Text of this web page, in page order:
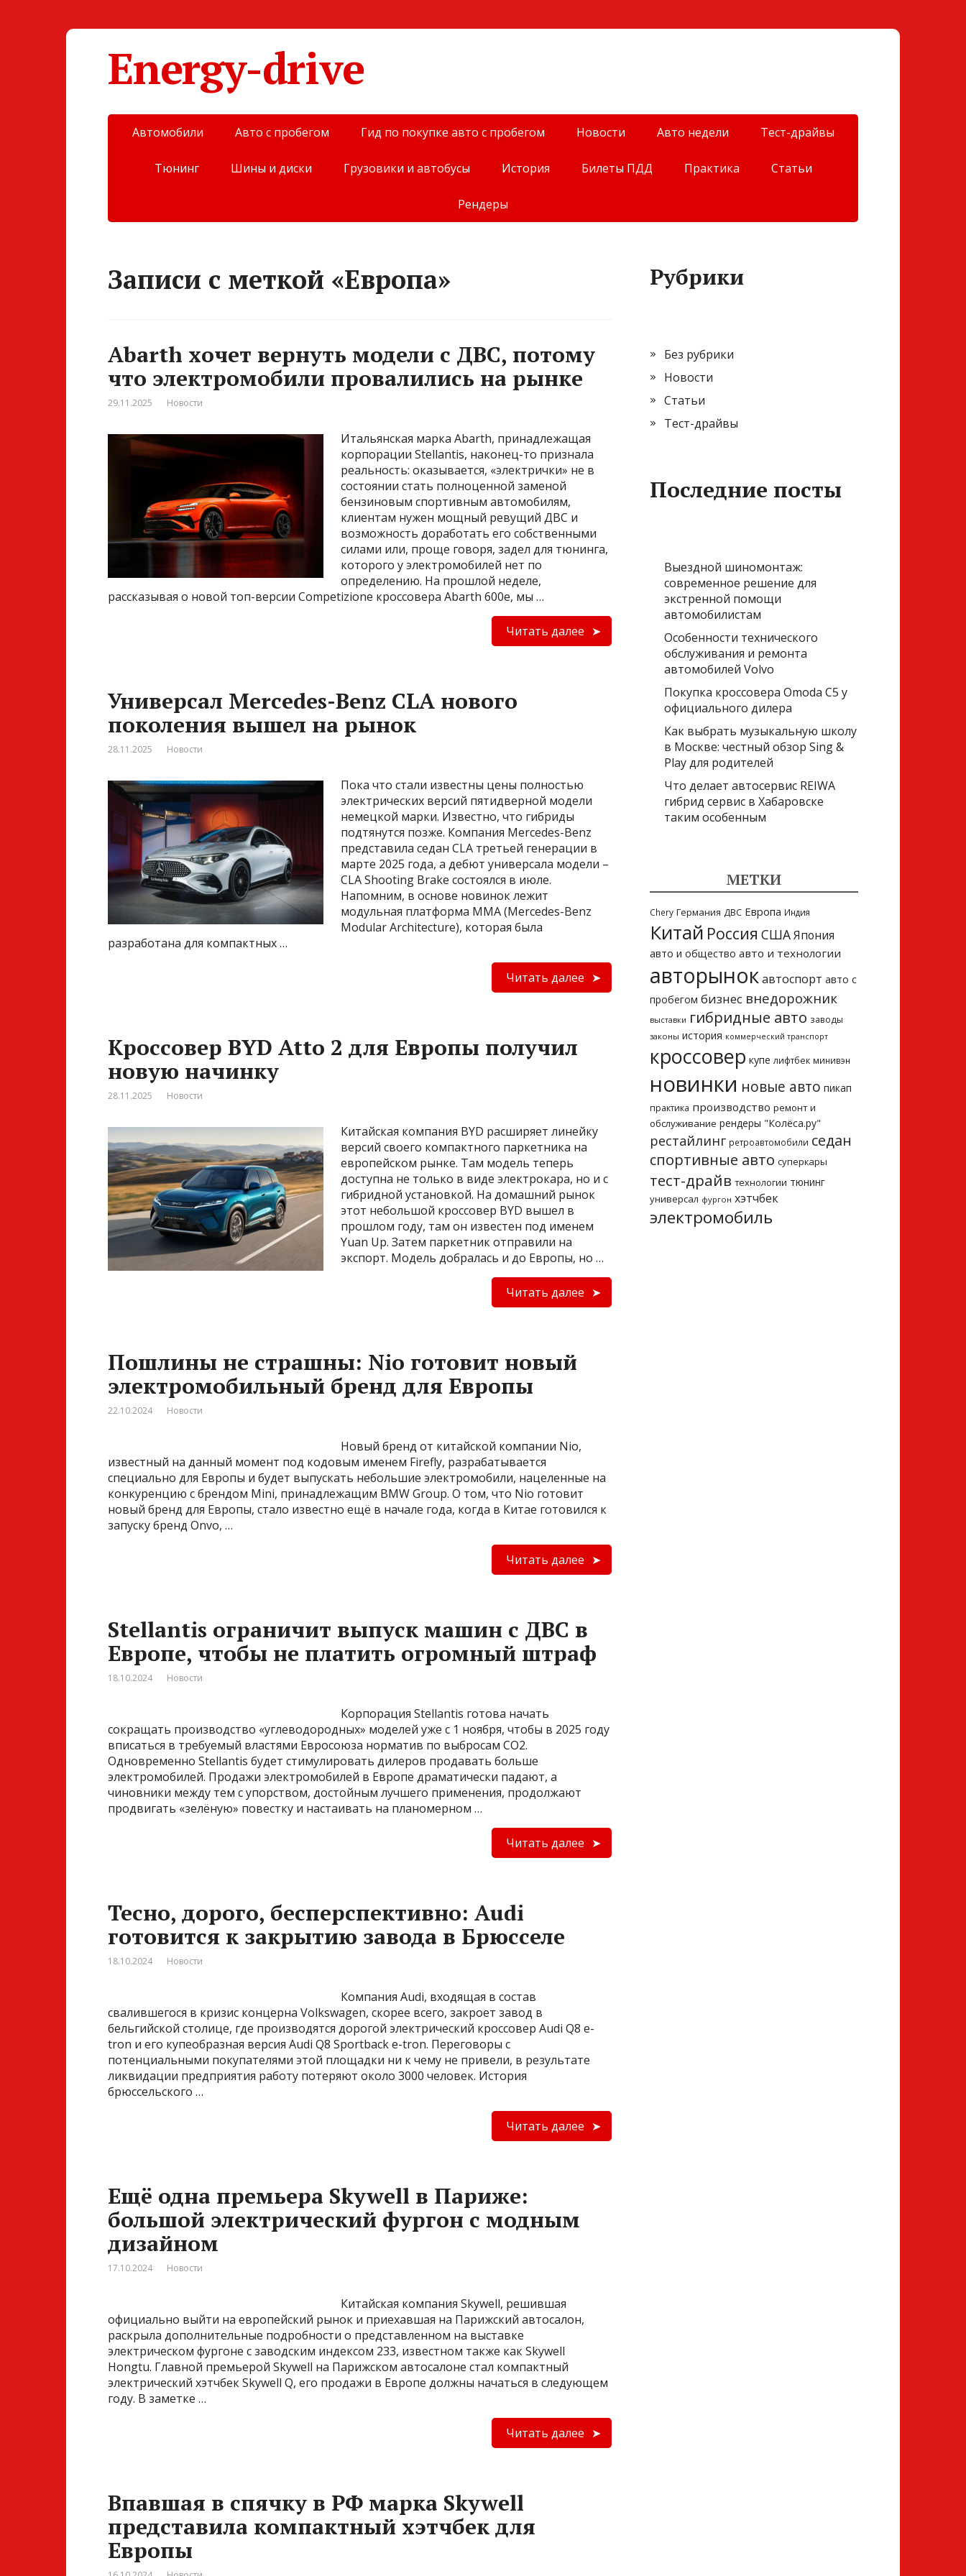
Energy-drive
Автомобили Авто с пробегом Гид по покупке авто с пробегом Новости Авто недели Тест-драйвы
Тюнинг Шины и диски Грузовики и автобусы История Билеты ПДД Практика Статьи
Рендеры
Записи с меткой «Европа»
Abarth хочет вернуть модели с ДВС, потому
что электромобили провалились на рынке
29.11.2025 Новости
Итальянская марка Abarth, принадлежащая
корпорации Stellantis, наконец-то признала
реальность: оказывается, «электрички» не в
состоянии стать полноценной заменой
бензиновым спортивным автомобилям,
клиентам нужен мощный ревущий ДВС и
возможность доработать его собственными
силами или, проще говоря, задел для тюнинга,
которого у электромобилей нет по
определению. На прошлой неделе,
рассказывая о новой топ-версии Competizione кроссовера Abarth 600e, мы …
Читать далее
Универсал Mercedes-Benz CLA нового
поколения вышел на рынок
28.11.2025 Новости
Пока что стали известны цены полностью
электрических версий пятидверной модели
немецкой марки. Известно, что гибриды
подтянутся позже. Компания Mercedes-Benz
представила седан CLA третьей генерации в
марте 2025 года, а дебют универсала модели –
CLA Shooting Brake состоялся в июле.
Напомним, в основе новинок лежит
модульная платформа MMA (Mercedes-Benz
Modular Architecture), которая была
разработана для компактных …
Читать далее
Кроссовер BYD Atto 2 для Европы получил
новую начинку
28.11.2025 Новости
Китайская компания BYD расширяет линейку
версий своего компактного паркетника на
европейском рынке. Там модель теперь
доступна не только в виде электрокара, но и с
гибридной установкой. На домашний рынок
этот небольшой кроссовер BYD вышел в
прошлом году, там он известен под именем
Yuan Up. Затем паркетник отправили на
экспорт. Модель добралась и до Европы, но …
Читать далее
Пошлины не страшны: Nio готовит новый
электромобильный бренд для Европы
22.10.2024 Новости
Новый бренд от китайской компании Nio,
известный на данный момент под кодовым именем Firefly, разрабатывается
специально для Европы и будет выпускать небольшие электромобили, нацеленные на
конкуренцию c брендом Mini, принадлежащим BMW Group. О том, что Nio готовит
новый бренд для Европы, стало известно ещё в начале года, когда в Китае готовился к
запуску бренд Onvo, …
Читать далее
Stellantis ограничит выпуск машин с ДВС в
Европе, чтобы не платить огромный штраф
18.10.2024 Новости
Корпорация Stellantis готова начать
сокращать производство «углеводородных» моделей уже с 1 ноября, чтобы в 2025 году
вписаться в требуемый властями Евросоюза норматив по выбросам CO2.
Одновременно Stellantis будет стимулировать дилеров продавать больше
электромобилей. Продажи электромобилей в Европе драматически падают, а
чиновники между тем с упорством, достойным лучшего применения, продолжают
продвигать «зелёную» повестку и настаивать на планомерном …
Читать далее
Тесно, дорого, бесперспективно: Audi
готовится к закрытию завода в Брюсселе
18.10.2024 Новости
Компания Audi, входящая в состав
свалившегося в кризис концерна Volkswagen, скорее всего, закроет завод в
бельгийской столице, где производятся дорогой электрический кроссовер Audi Q8 e-
tron и его купеобразная версия Audi Q8 Sportback e-tron. Переговоры с
потенциальными покупателями этой площадки ни к чему не привели, в результате
ликвидации предприятия работу потеряют около 3000 человек. История
брюссельского …
Читать далее
Ещё одна премьера Skywell в Париже:
большой электрический фургон с модным
дизайном
17.10.2024 Новости
Китайская компания Skywell, решившая
официально выйти на европейский рынок и приехавшая на Парижский автосалон,
раскрыла дополнительные подробности о представленном на выставке
электрическом фургоне с заводским индексом 233, известном также как Skywell
Hongtu. Главной премьерой Skywell на Парижском автосалоне стал компактный
электрический хэтчбек Skywell Q, его продажи в Европе должны начаться в следующем
году. В заметке …
Читать далее
Впавшая в спячку в РФ марка Skywell
представила компактный хэтчбек для
Европы
Рубрики
Без рубрики
Новости
Статьи
Тест-драйвы
Последние посты
Выездной шиномонтаж:
современное решение для
экстренной помощи
автомобилистам
Особенности технического
обслуживания и ремонта
автомобилей Volvo
Покупка кроссовера Omoda C5 у
официального дилера
Как выбрать музыкальную школу
в Москве: честный обзор Sing &
Play для родителей
Что делает автосервис REIWA
гибрид сервис в Хабаровске
таким особенным
МЕТКИ
Chery Германия ДВС Европа Индия
Китай Россия СШАЯпония
авто и общество авто и технологии
авторынокавтоспорт авто с
пробегом бизнес внедорожник
выставки гибридные авто заводы
законы история коммерческий транспорт
кроссовер купе лифтбек минивэн
новинки новые авто пикап
практика производство ремонт и
обслуживание рендеры "Колёса.ру"
рестайлинг ретроавтомобили седан
спортивные авто суперкары
тест-драйв технологии тюнинг
универсал фургон хэтчбек
электромобиль